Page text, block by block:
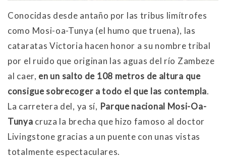
Conocidas desde antaño por las tribus limítrofes
como Mosi-oa-Tunya (el humo que truena), las
cataratas Victoria hacen honor a su nombre tribal
por el ruido que originan las aguas del río Zambeze
al caer, en un salto de 108 metros de altura que
consigue sobrecoger a todo el que las contempla.
La carretera del, ya sí, Parque nacional Mosi-Oa-
Tunya cruza la brecha que hizo famoso al doctor
Livingstone gracias a un puente con unas vistas
totalmente espectaculares.